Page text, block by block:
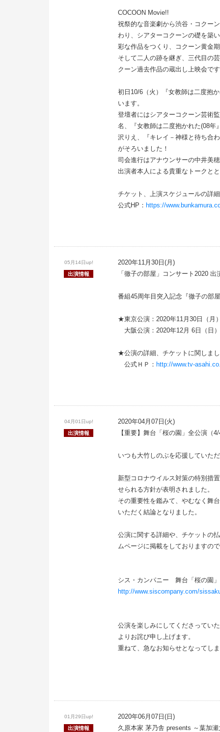
COCOON Movie!!
祝祭的な音楽劇から渋谷・コクー
わり、シアターコクーンの礎を築
彩な作品をつくり、コクーン黄金
そして二人の跡を継ぎ、三代目の
クーン過去作品の蔵出し上映会で
初日10/6（火）『女教師は二度抱
います。
登壇者にはシアターコクーン芸術
名、『女教師は二度抱かれた(08年
沢りえ、『キレイ－神様と待ち合
がそろいました！
司会進行はアナウンサーの中井美
出演者本人による貴重なトークと
チケット、上演スケジュールの詳
公式HP： https://
05月14日up!
出演情報
2020年11月30日(月)
「徹子の部屋」コンサート2020 出
番組45周年目突入記念『徹子の部
★東京公演：2020年11月30日（
大阪公演：2020年12月 6日（日
★公演の詳細、チケットに関しま
公式ＨＰ： http://www.tv-
04月01日up!
出演情報
2020年04月07日(火)
【重要】舞台「桜の園」全公演（
いつも大竹しのぶを応援していた
新型コロナウイルス対策の特別措
せられる方針が表明されました。
その重要性を鑑みて、やむなく舞
いただく結論となりました。
公演に関する詳細や、チケットの
ムページに掲載をしておりますの
シス・カンパニー 舞台「桜の園
http://www.siscompany.com/
公演を楽しみにしてくださってい
よりお詫び申し上げます。
重ねて、急なお知らせとなってし
01月29日up!
出演情報
2020年06月07日(日)
久原本家 茅乃舎 presents ～葉加